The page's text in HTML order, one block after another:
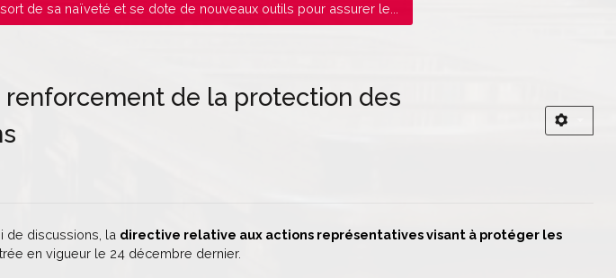
de sa naïveté et se dote de nouveaux outils pour assurer le...
de la protection des
de discussions, la directive relative aux actions représentatives visant à protéger les
en vigueur le 24 décembre dernier.